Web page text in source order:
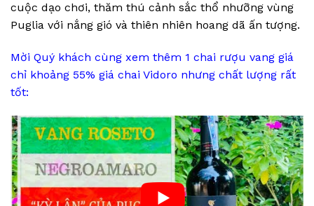
cuộc dạo chơi, thăm thú cảnh sắc thổ nhưỡng vùng
Puglia với nắng gió và thiên nhiên hoang dã ấn tượng.
Mời Quý khách cùng xem thêm 1 chai rượu vang giá
chỉ khoảng 55% giá chai Vidoro nhưng chất lượng rất
tốt: